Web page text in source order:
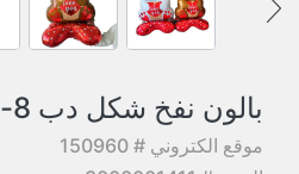
بالون نفخ شكل دب 8-231109
موقع الكتروني # 150960